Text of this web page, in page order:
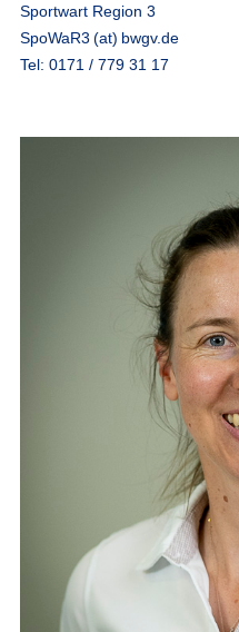
Sportwart Region 3
SpoWaR3 (at) bwgv.de
Tel: 0171 / 779 31 17